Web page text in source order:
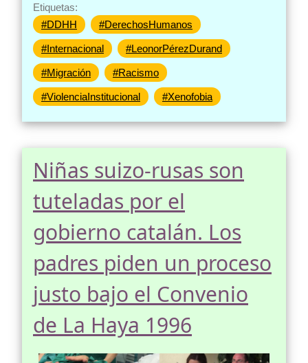
Etiquetas:
#DDHH
#DerechosHumanos
#Internacional #LeonorPérezDurand
#Migración #Racismo
#ViolenciaInstitucional #Xenofobia
Niñas suizo-rusas son
tuteladas por el
gobierno catalán. Los
padres piden un proceso
justo bajo el Convenio
de La Haya 1996